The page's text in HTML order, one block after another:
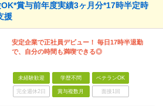
賞与前年度実績3ヶ月分*17時半定時
援
安定企業で正社員デビュー！ 毎日17時半退勤
で、自分の時間も満喫できる◎
未経験歓迎 学歴不問 ベテランOK
完全週休2日 賞与複数月 面接1回